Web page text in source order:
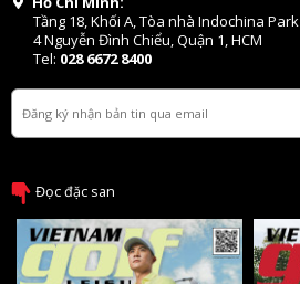
Tầng 18, Khối A, Tòa nhà Indochina Park
4 Nguyễn Đình Chiểu, Quận 1, HCM
Tel: 028 6672 8400
Đọc đặc san